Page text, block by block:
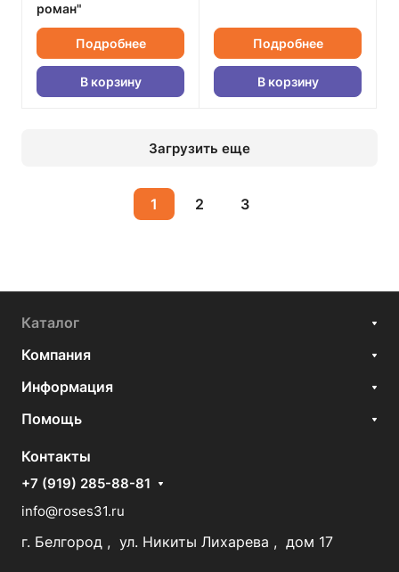
роман"
Подробнее
В корзину
Подробнее
В корзину
Загрузить еще
1 2 3
Каталог
Компания
Информация
Помощь
Контакты
+7 (919) 285-88-81
info@roses31.ru
г. Белгород , ул. Никиты Лихарева , дом 17